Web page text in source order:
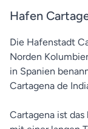
Hafen
Die Hafenstadt
Norden
in Spanien
Cartagena de
Cartagena ist